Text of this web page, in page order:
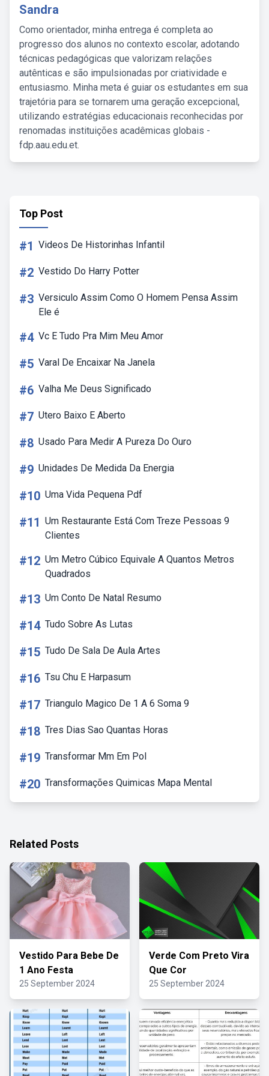
Sandra
Como orientador, minha entrega é completa ao
progresso dos alunos no contexto escolar, adotando
técnicas pedagógicas que valorizam relações
autênticas e são impulsionadas por criatividade e
entusiasmo. Minha meta é guiar os estudantes em sua
trajetória para se tornarem uma geração excepcional,
utilizando estratégias educacionais reconhecidas por
renomadas instituições acadêmicas globais -
fdp.aau.edu.et.
Top Post
#1 Videos De Historinhas Infantil
#2 Vestido Do Harry Potter
#3 Versiculo Assim Como O Homem Pensa Assim
Ele é
#4 Vc E Tudo Pra Mim Meu Amor
#5 Varal De Encaixar Na Janela
#6 Valha Me Deus Significado
#7 Utero Baixo E Aberto
#8 Usado Para Medir A Pureza Do Ouro
#9 Unidades De Medida Da Energia
#10 Uma Vida Pequena Pdf
#11 Um Restaurante Está Com Treze Pessoas 9
Clientes
#12 Um Metro Cúbico Equivale A Quantos Metros
Quadrados
#13 Um Conto De Natal Resumo
#14 Tudo Sobre As Lutas
#15 Tudo De Sala De Aula Artes
#16 Tsu Chu E Harpasum
#17 Triangulo Magico De 1 A 6 Soma 9
#18 Tres Dias Sao Quantas Horas
#19 Transformar Mm Em Pol
#20 Transformações Quimicas Mapa Mental
Related Posts
Vestido Para Bebe De
1 Ano Festa
25 September 2024
Verde Com Preto Vira
Que Cor
25 September 2024